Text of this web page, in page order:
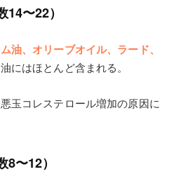
〜22）
油、オリーブオイル、ラード、
にはほとんど含まれる。
玉コレステロール増加の原因に
〜12）